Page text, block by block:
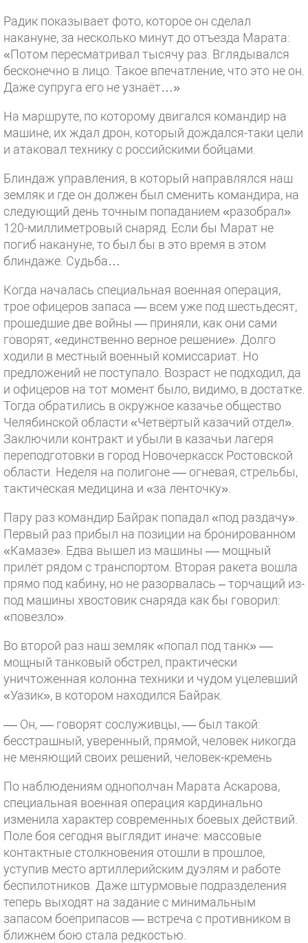
Радик показывает фото, которое он сделал
накануне, за несколько минут до отъезда Марата:
«Потом пересматривал тысячу раз. Вглядывался
бесконечно в лицо. Такое впечатление, что это не он.
Даже супруга его не узнаёт…»
На маршруте, по которому двигался командир на
машине, их ждал дрон, который дождался-таки цели
и атаковал технику с российскими бойцами.
Блиндаж управления, в который направлялся наш
земляк и где он должен был сменить командира, на
следующий день точным попаданием «разобрал»
120-миллиметровый снаряд. Если бы Марат не
погиб накануне, то был бы в это время в этом
блиндаже. Судьба…
Когда началась специальная военная операция,
трое офицеров запаса — всем уже под шестьдесят,
прошедшие две войны — приняли, как они сами
говорят, «единственно верное решение». Долго
ходили в местный военный комиссариат. Но
предложений не поступало. Возраст не подходил, да
и офицеров на тот момент было, видимо, в достатке.
Тогда обратились в окружное казачье общество
Челябинской области «Четвёртый казачий отдел».
Заключили контракт и убыли в казачьи лагеря
переподготовки в город Новочеркасск Ростовской
области. Неделя на полигоне –– огневая, стрельбы,
тактическая медицина и «за ленточку».
Пару раз командир Байрак попадал «под раздачу».
Первый раз прибыл на позиции на бронированном
«Камазе». Едва вышел из машины –– мощный
прилёт рядом с транспортом. Вторая ракета вошла
прямо под кабину, но не разорвалась – торчащий из-
под машины хвостовик снаряда как бы говорил:
«повезло».
Во второй раз наш земляк «попал под танк» ––
мощный танковый обстрел, практически
уничтоженная колонна техники и чудом уцелевший
«Уазик», в котором находился Байрак.
–– Он, –– говорят сослуживцы, –– был такой:
бесстрашный, уверенный, прямой, человек никогда
не меняющий своих решений, человек-кремень
По наблюдениям однополчан Марата Аскарова,
специальная военная операция кардинально
изменила характер современных боевых действий.
Поле боя сегодня выглядит иначе: массовые
контактные столкновения отошли в прошлое,
уступив место артиллерийским дуэлям и работе
беспилотников. Даже штурмовые подразделения
теперь выходят на задание с минимальным
запасом боеприпасов — встреча с противником в
ближнем бою стала редкостью.